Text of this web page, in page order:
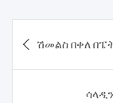
ሽመልስ በቀለ